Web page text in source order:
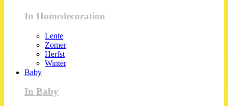
In Homedecoration
Lente
Zomer
Herfst
Winter
Baby
In Baby